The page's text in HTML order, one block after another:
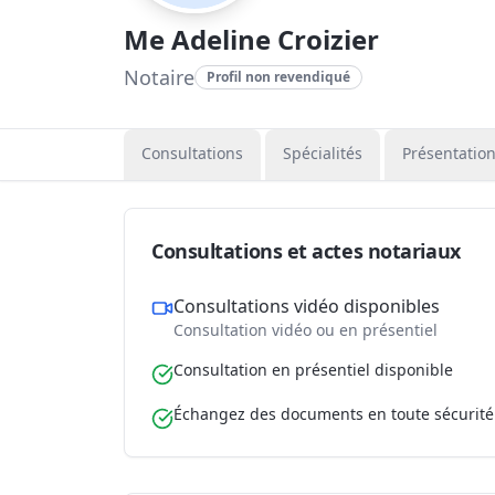
Me Adeline Croizier
Notaire Profil non revendiqué
Consultations Spécialités Présentation
Consultations et actes notariaux
Consultations vidéo disponibles
Consultation vidéo ou en présentiel
Consultation en présentiel disponible
Échangez des documents en toute sécurité